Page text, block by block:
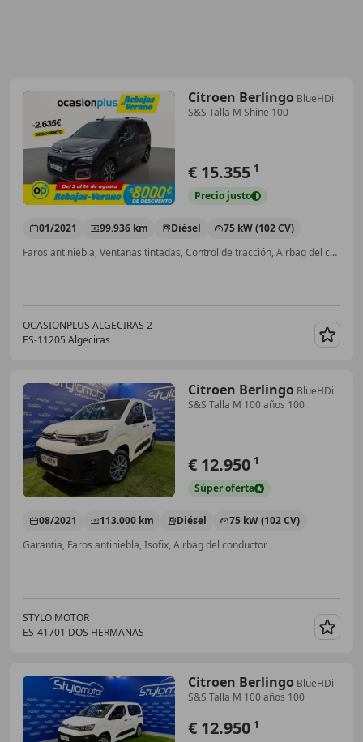
Citroen Berlingo BlueHDi
S&S Talla M Shine 100
€ 15.355 1
Precio justo
01/2021 99.936 km Diésel
75 kW (102 CV)
Faros antiniebla, Ventanas tintadas, Control de tracción, Airbag del conductor, Airbag acompañante, Climatizador automático
OCASIONPLUS ALGECIRAS 2
ES-11205 Algeciras
Citroen Berlingo BlueHDi
S&S Talla M 100 años 100
€ 12.950 1
Súperoferta
08/2021 113.000 km Diésel
75 kW (102 CV)
Garantia, Faros antiniebla, Isofix, Airbag del conductor
STYLO MOTOR
ES-41701 DOS HERMANAS
Citroen Berlingo BlueHDi
S&S Talla M 100 años 100
€ 12.950 1